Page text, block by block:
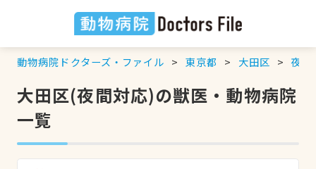
動物病院ドクターズ・ファイル 東京都 大田区 夜間
大田区(夜間対応)の獣医・動物病院
一覧